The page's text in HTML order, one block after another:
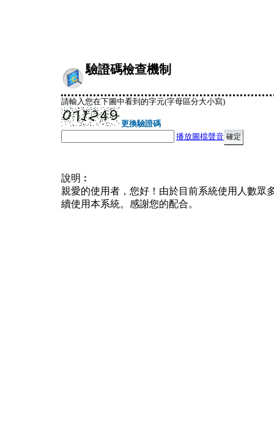
驗證碼檢查機制
請輸入您在下圖中看到的字元(字母區分大小寫)
更換驗證碼
播放圖檔聲音
說明︰
親愛的使用者，您好！由於目前系統使用人數眾
續使用本系統。感謝您的配合。